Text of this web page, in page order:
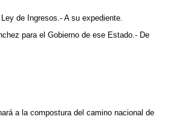
de Ingresos.- A su expediente.
para el Gobierno de ese Estado.- De
a la compostura del camino nacional de